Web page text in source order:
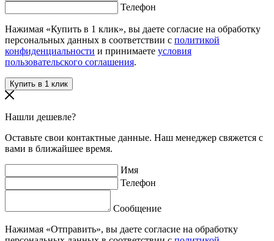
Телефон
Нажимая «Купить в 1 клик», вы даете согласие на обработку
персональных данных в соответствии с политикой
конфиденциальности и принимаете условия
пользовательского соглашения.
Нашли дешевле?
Оставьте свои контактные данные. Наш менеджер свяжется с
вами в ближайшее время.
Имя
Телефон
Сообщение
Нажимая «Отправить», вы даете согласие на обработку